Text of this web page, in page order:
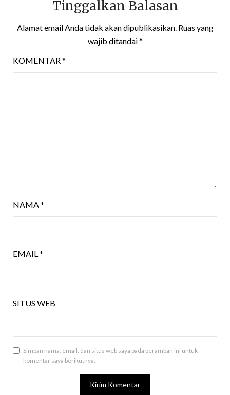
Tinggalkan Balasan
Alamat email Anda tidak akan dipublikasikan. Ruas yang
wajib ditandai*
KOMENTAR *
NAMA *
EMAIL *
SITUS WEB
Simpan nama, email, dan situs web saya pada peramban ini untuk
komentar saya berikutnya.